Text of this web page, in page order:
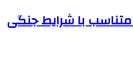
با شرایط جنگی